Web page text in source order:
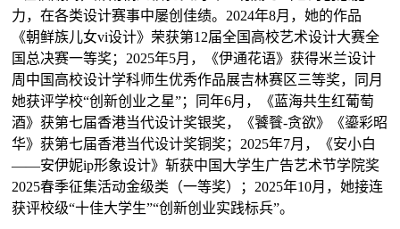
力，在各类设计赛事中屡创佳绩。2024年8月，她的作品
《朝鲜族儿女vi设计》荣获第12届全国高校艺术设计大赛全
国总决赛一等奖；2025年5月，《伊通花语》获得米兰设计
周中国高校设计学科师生优秀作品展吉林赛区三等奖，同月
她获评学校“创新创业之星”；同年6月，《蓝海共生红葡萄
酒》获第七届香港当代设计奖银奖，《饕餮-贪欲》《鎏彩昭
华》获第七届香港当代设计奖铜奖；2025年7月，《安小白
——安伊妮ip形象设计》斩获中国大学生广告艺术节学院奖
2025春季征集活动金级类（一等奖）；2025年10月，她接连
获评校级“十佳大学生”“创新创业实践标兵”。